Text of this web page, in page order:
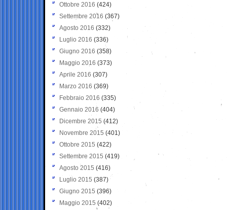
Ottobre 2016 (424)
Settembre 2016 (367)
Agosto 2016 (332)
Luglio 2016 (336)
Giugno 2016 (358)
Maggio 2016 (373)
Aprile 2016 (307)
Marzo 2016 (369)
Febbraio 2016 (335)
Gennaio 2016 (404)
Dicembre 2015 (412)
Novembre 2015 (401)
Ottobre 2015 (422)
Settembre 2015 (419)
Agosto 2015 (416)
Luglio 2015 (387)
Giugno 2015 (396)
Maggio 2015 (402)